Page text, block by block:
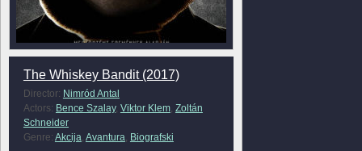
The Whiskey Bandit (2017)
Director: Nimród Antal
Actors: Bence Szalay, Viktor Klem, Zoltán
Schneider
Genre: Akcija Avantura Biografski